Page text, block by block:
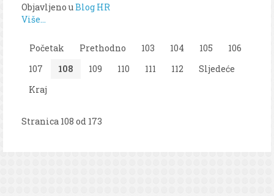
Objavljeno uBlog HR
Više...
Početak Prethodno 103 104 105
106
107
108 109 110 111 112
Sljedeće
Kraj
Stranica 108 od 173